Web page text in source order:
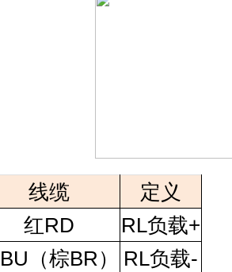
线缆
定义
红RD RL负载+
BU （棕BR） RL负载-